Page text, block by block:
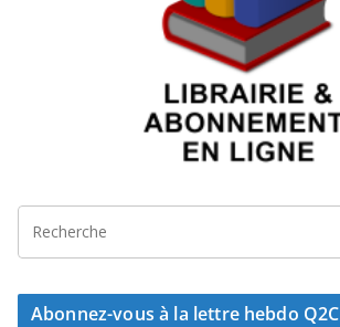
Abonnez-vous à la lettre hebdo Q2C